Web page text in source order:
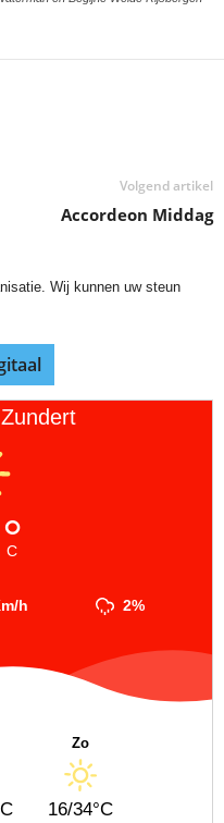
Volgend artikel
Accordeon Middag
Wij kunnen uw steun
C
h 2%
Zo
16/34°C